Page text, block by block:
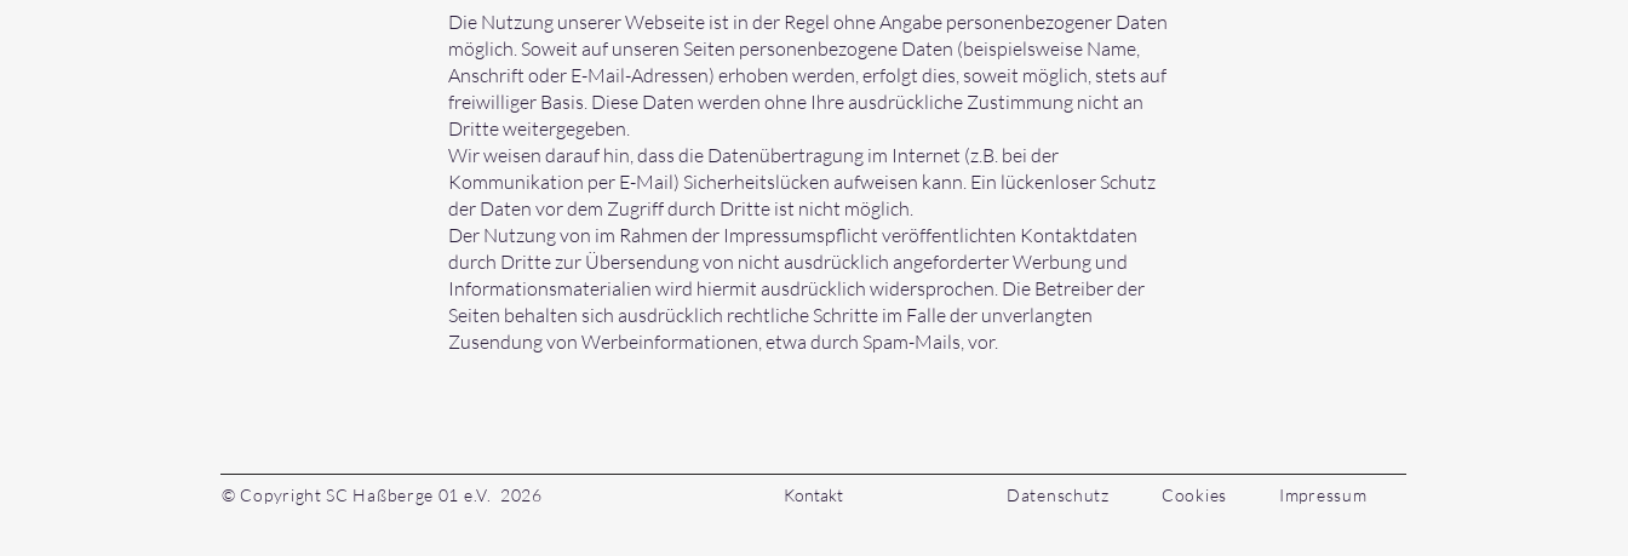
Die Nutzung unserer Webseite ist in der Regel ohne Angabe personenbezogener Daten
möglich. Soweit auf unseren Seiten personenbezogene Daten (beispielsweise Name,
Anschrift oder E-Mail-Adressen) erhoben werden, erfolgt dies, soweit möglich, stets auf
freiwilliger Basis. Diese Daten werden ohne Ihre ausdrückliche Zustimmung nicht an
Dritte weitergegeben.
Wir weisen darauf hin, dass die Datenübertragung im Internet (z.B. bei der
Kommunikation per E-Mail) Sicherheitslücken aufweisen kann. Ein lückenloser Schutz
der Daten vor dem Zugriff durch Dritte ist nicht möglich.
Der Nutzung von im Rahmen der Impressumspflicht veröffentlichten Kontaktdaten
durch Dritte zur Übersendung von nicht ausdrücklich angeforderter Werbung und
Informationsmaterialien wird hiermit ausdrücklich widersprochen. Die Betreiber der
Seiten behalten sich ausdrücklich rechtliche Schritte im Falle der unverlangten
Zusendung von Werbeinformationen, etwa durch Spam-Mails, vor.
© Copyright SC Haßberge 01 e.V. 2026 Kontakt Datenschutz Cookies Impressum